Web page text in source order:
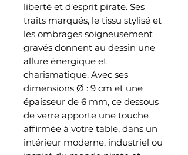
liberté et d’esprit pirate. Ses
traits marqués, le tissu stylisé et
les ombrages soigneusement
gravés donnent au dessin une
allure énergique et
charismatique. Avec ses
dimensions Ø : 9 cm et une
épaisseur de 6 mm, ce dessous
de verre apporte une touche
affirmée à votre table, dans un
intérieur moderne, industriel ou